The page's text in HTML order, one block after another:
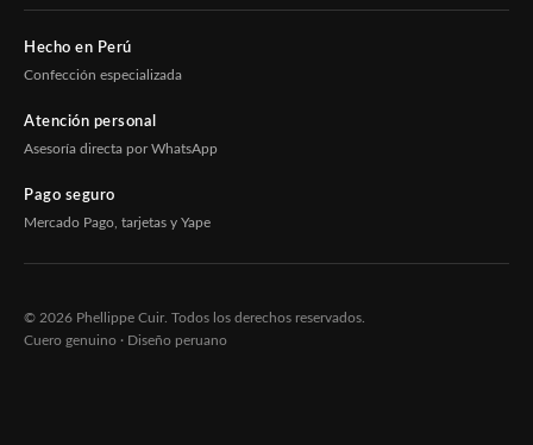
Hecho en Perú
Confección especializada
Atención personal
Asesoría directa por WhatsApp
Pago seguro
Mercado Pago, tarjetas y Yape
© 2026 Phellippe Cuir. Todos los derechos reservados.
Cuero genuino · Diseño peruano